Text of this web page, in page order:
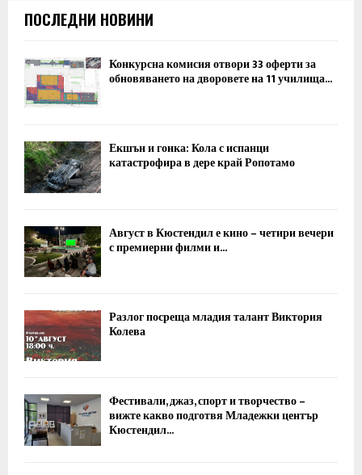
ПОСЛЕДНИ НОВИНИ
Конкурсна комисия отвори 33 оферти за
обновяването на дворовете на 11 училища...
Екшън и гонка: Кола с испанци
катастрофира в дере край Ропотамо
Август в Кюстендил е кино – четири вечери
с премиерни филми и...
Разлог посреща младия талант Виктория
Колева
Фестивали, джаз, спорт и творчество –
вижте какво подготвя Младежки център
Кюстендил...